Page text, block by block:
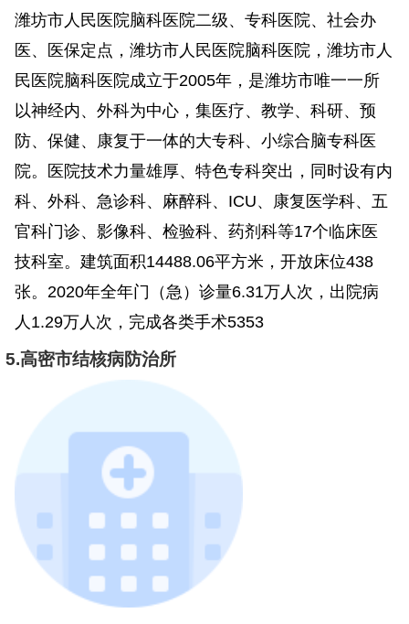
潍坊市人民医院脑科医院二级、专科医院、社会办
医、医保定点，潍坊市人民医院脑科医院，潍坊市人
民医院脑科医院成立于2005年，是潍坊市唯一一所
以神经内、外科为中心，集医疗、教学、科研、预
防、保健、康复于一体的大专科、小综合脑专科医
院。医院技术力量雄厚、特色专科突出，同时设有内
科、外科、急诊科、麻醉科、ICU、康复医学科、五
官科门诊、影像科、检验科、药剂科等17个临床医
技科室。建筑面积14488.06平方米，开放床位438
张。2020年全年门（急）诊量6.31万人次，出院病
人1.29万人次，完成各类手术5353
5.高密市结核病防治所